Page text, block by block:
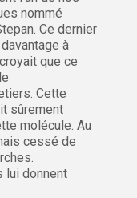
nommé
Ce dernier
à
que ce
Cette
sûrement
molécule. Au
cessé de
lui donnent